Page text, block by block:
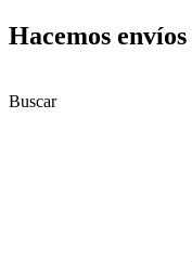
Ir
al
Hacemos
Buscar